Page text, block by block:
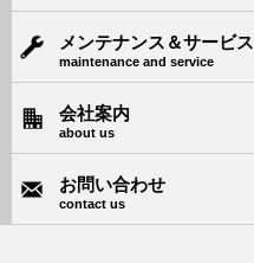
メンテナンス＆サービス
maintenance and service
会社案内
about us
お問い合わせ
contact us